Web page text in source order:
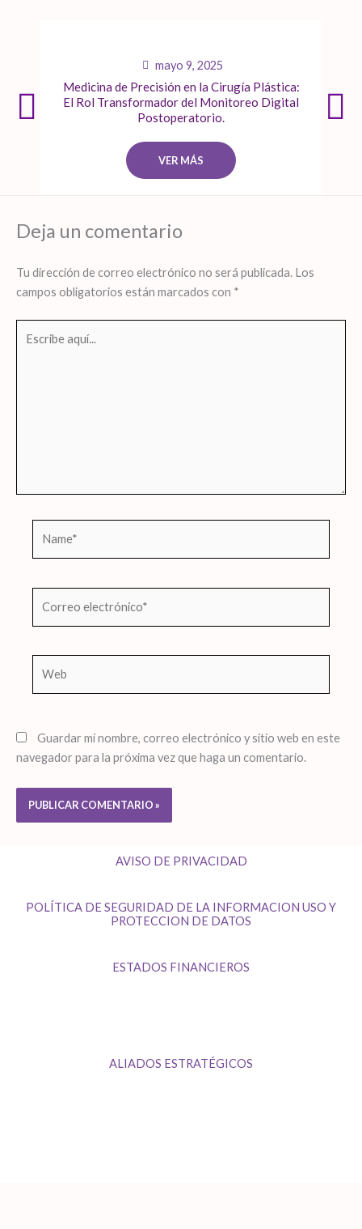
mayo 9, 2025
Medicina de Precisión en la Cirugía Plástica:
El Rol Transformador del Monitoreo Digital
Postoperatorio.
VER MÁS
Deja un comentario
Tu dirección de correo electrónico no será publicada. Los
campos obligatorios están marcados con *
aquí...
electrónico*
Guardar mi nombre, correo electrónico y sitio web en este
navegador para la próxima vez que haga un comentario.
AVISO DE PRIVACIDAD
POLÍTICA DE SEGURIDAD DE LA INFORMACION USO Y
PROTECCION DE DATOS
ESTADOS FINANCIEROS
ALIADOS ESTRATÉGICOS